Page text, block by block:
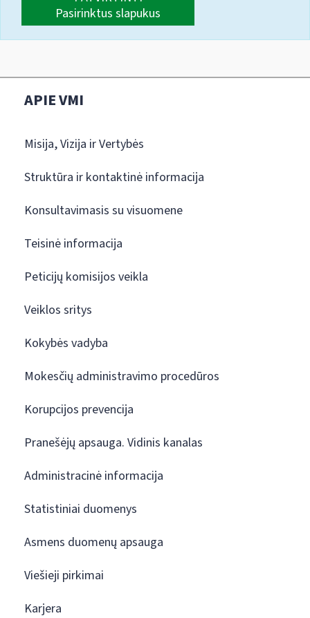
Pasirinktus slapukus
APIE VMI
Misija, Vizija ir Vertybės
Struktūra ir kontaktinė informacija
Konsultavimasis su visuomene
Teisinė informacija
Peticijų komisijos veikla
Veiklos sritys
Kokybės vadyba
Mokesčių administravimo procedūros
Korupcijos prevencija
Pranešėjų apsauga. Vidinis kanalas
Administracinė informacija
Statistiniai duomenys
Asmens duomenų apsauga
Viešieji pirkimai
Karjera